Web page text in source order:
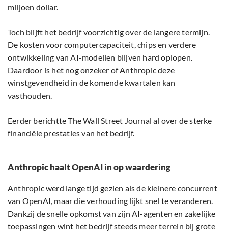
miljoen dollar.
Toch blijft het bedrijf voorzichtig over de langere termijn.
De kosten voor computercapaciteit, chips en verdere
ontwikkeling van AI-modellen blijven hard oplopen.
Daardoor is het nog onzeker of Anthropic deze
winstgevendheid in de komende kwartalen kan
vasthouden.
Eerder berichtte The Wall Street Journal al over de sterke
financiële prestaties van het bedrijf.
Anthropic haalt OpenAI in op waardering
Anthropic werd lange tijd gezien als de kleinere concurrent
van OpenAI, maar die verhouding lijkt snel te veranderen.
Dankzij de snelle opkomst van zijn AI-agenten en zakelijke
toepassingen wint het bedrijf steeds meer terrein bij grote